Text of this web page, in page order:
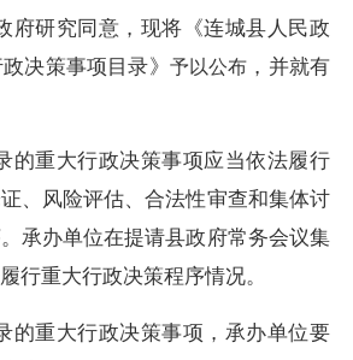
府研究同意，现将《连城县人民政
决策事项目录》 予以公布 ，并就有
的重大行政决策事项应当依法履行
、风险评估、合法性审查和集体讨
承办单位在提请县政府常务会议集
行重大行政决策程序情况。
的重大行政决策事项，承办单位要